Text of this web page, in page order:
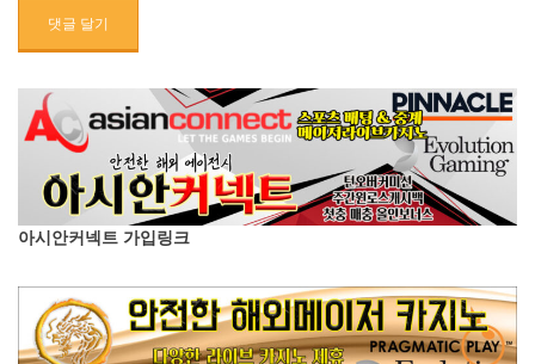
아시안커넥트 가입링크